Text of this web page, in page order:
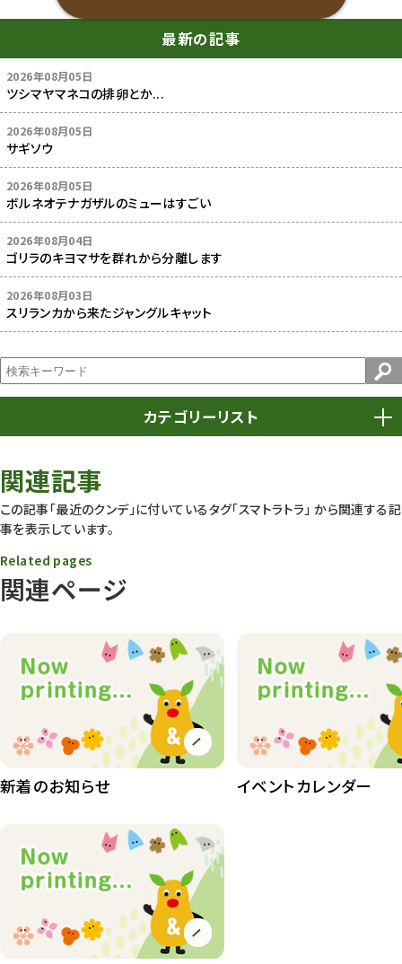
最新の記事
2026年08月05日
ツシマヤマネコの排卵とか...
2026年08月05日
サギソウ
2026年08月05日
ボルネオテナガザルのミューはすごい
2026年08月04日
ゴリラのキヨマサを群れから分離します
2026年08月03日
スリランカから来たジャングルキャット
カテゴリーリスト
動物園
動物園長のZooコラム
動物園その他
407
植物園長の庭
植物園 その他 423
83
イベント
園内の様子
関連記事
この記事「最近のクンデ」に付いているタグ「スマトラトラ」 から関連する記
事を表示しています。
関連ページ
Related pages
新着のお知らせ イベントカレンダー